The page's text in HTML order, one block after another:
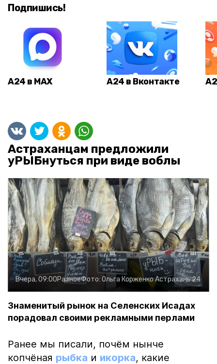
Подпишись!
А24 в MAX А24 в Вконтакте
Астраханцам предложили
уРЫБнуться при виде воблы
Вчера, 09:00РазноеФото: Ольга КорженкоАстрахань 24
Знаменитый рынок на Селенских Исадах
порадовал своими рекламными перлами
Ранее мы писали, почём нынче
копчёная рыбка и икорка, какие